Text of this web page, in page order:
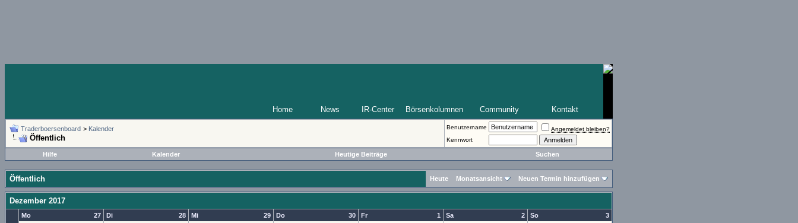
Home News IR-Center Börsenkolumnen Community Kontakt
Traderboersenboard > Kalender
Öffentlich
Benutzername
Angemeldet bleiben?
Kennwort
Hilfe Kalender Heutige Beiträge Suchen
Öffentlich Heute Monatsansicht Neuen Termin hinzufügen
Dezember 2017
27
Mo 28
Di 29
Mi 30
Do 1
Fr 2
Sa 3
So